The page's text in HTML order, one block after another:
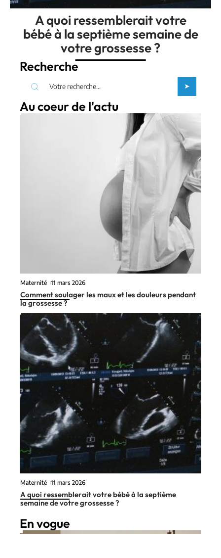
A quoi ressemblerait votre
bébé à la septième semaine de
votre grossesse ?
Recherche
Au coeur de l'actu
Maternité 11 mars 2026
Comment soulager les maux et les douleurs pendant
la grossesse ?
Maternité 11 mars 2026
A quoi ressemblerait votre bébé à la septième
semaine de votre grossesse ?
En vogue